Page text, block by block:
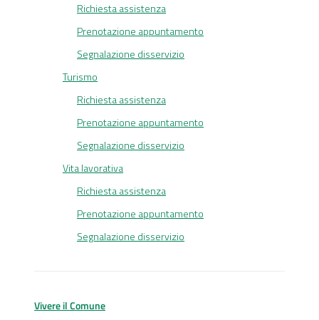
Richiesta assistenza
Prenotazione appuntamento
Segnalazione disservizio
Turismo
Richiesta assistenza
Prenotazione appuntamento
Segnalazione disservizio
Vita lavorativa
Richiesta assistenza
Prenotazione appuntamento
Segnalazione disservizio
Vivere il Comune